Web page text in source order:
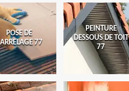
POSE DE
77
PEINTURE
DESSOUS DE TOIT
77